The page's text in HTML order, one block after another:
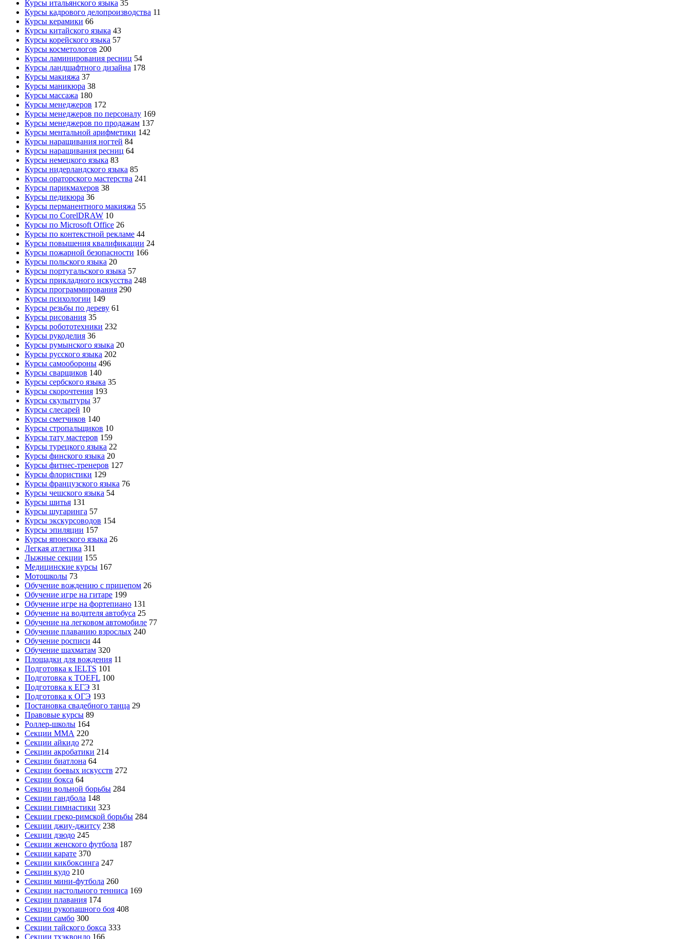
Курсы итальянского языка 35
Курсы кадрового делопроизводства 11
Курсы керамики 66
Курсы китайского языка 43
Курсы корейского языка 57
Курсы косметологов 200
Курсы ламинирования ресниц 54
Курсы ландшафтного дизайна 178
Курсы макияжа 37
Курсы маникюра 38
Курсы массажа 180
Курсы менеджеров 172
Курсы менеджеров по персоналу 169
Курсы менеджеров по продажам 137
Курсы ментальной арифметики 142
Курсы наращивания ногтей 84
Курсы наращивания ресниц 64
Курсы немецкого языка 83
Курсы нидерландского языка 85
Курсы ораторского мастерства 241
Курсы парикмахеров 38
Курсы педикюра 36
Курсы перманентного макияжа 55
Курсы по CorelDRAW 10
Курсы по Microsoft Office 26
Курсы по контекстной рекламе 44
Курсы повышения квалификации 24
Курсы пожарной безопасности 166
Курсы польского языка 20
Курсы португальского языка 57
Курсы прикладного искусства 248
Курсы программирования 290
Курсы психологии 149
Курсы резьбы по дереву 61
Курсы рисования 35
Курсы робототехники 232
Курсы рукоделия 36
Курсы румынского языка 20
Курсы русского языка 202
Курсы самообороны 496
Курсы сварщиков 140
Курсы сербского языка 35
Курсы скорочтения 193
Курсы скульптуры 37
Курсы слесарей 10
Курсы сметчиков 140
Курсы стропальщиков 10
Курсы тату мастеров 159
Курсы турецкого языка 22
Курсы финского языка 20
Курсы фитнес-тренеров 127
Курсы флористики 129
Курсы французского языка 76
Курсы чешского языка 54
Курсы шитья 131
Курсы шугаринга 57
Курсы экскурсоводов 154
Курсы эпиляции 157
Курсы японского языка 26
Легкая атлетика 311
Лыжные секции 155
Медицинские курсы 167
Мотошколы 73
Обучение вождению с прицепом 26
Обучение игре на гитаре 199
Обучение игре на фортепиано 131
Обучение на водителя автобуса 25
Обучение на легковом автомобиле 77
Обучение плаванию взрослых 240
Обучение росписи 44
Обучение шахматам 320
Площадки для вождения 11
Подготовка к IELTS 101
Подготовка к TOEFL 100
Подготовка к ЕГЭ 31
Подготовка к ОГЭ 193
Постановка свадебного танца 29
Правовые курсы 89
Роллер-школы 164
Секции ММА 220
Секции айкидо 272
Секции акробатики 214
Секции биатлона 64
Секции боевых искусств 272
Секции бокса 64
Секции вольной борьбы 284
Секции гандбола 148
Секции гимнастики 323
Секции греко-римской борьбы 284
Секции джиу-джитсу 238
Секции дзюдо 245
Секции женского футбола 187
Секции карате 370
Секции кикбоксинга 247
Секции кудо 210
Секции мини-футбола 260
Секции настольного тенниса 169
Секции плавания 174
Секции рукопашного боя 408
Секции самбо 300
Секции тайского бокса 333
Секции тхэквондо 166